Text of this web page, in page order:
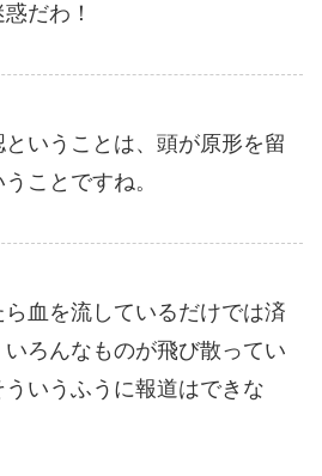
だわ！
いうことは、頭が原形を留
ことですね。
血を流しているだけでは済
ろんなものが飛び散ってい
いうふうに報道はできな